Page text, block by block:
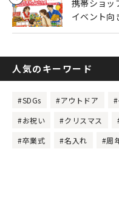
携帯ショッ
イベント向
人気のキーワード
#SDGs #アウトドア
#お祝い
#クリスマス
#卒業式
#名入れ #周